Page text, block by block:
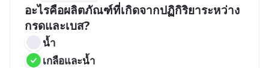
อะไรคือผลิตภัณฑ์ที่เกิดจากปฏิกิริยาระหว่าง
กรดและเบส?
น้ำ
เกลือและน้ำ